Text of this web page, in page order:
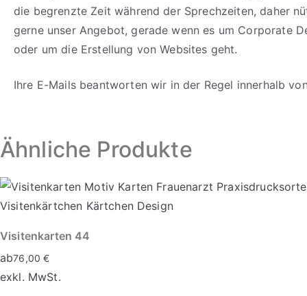
die begrenzte Zeit während der Sprechzeiten, daher
gerne unser Angebot, gerade wenn es um Corporate
oder um die Erstellung von Websites geht.
Ihre E-Mails beantworten wir in der Regel innerhalb
Ähnliche Produkte
Visitenkarten 44
ab76,00€
exkl. MwSt.